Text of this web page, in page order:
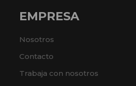
EMPRESA
Nosotros
Contacto
Trabaja con nosotros